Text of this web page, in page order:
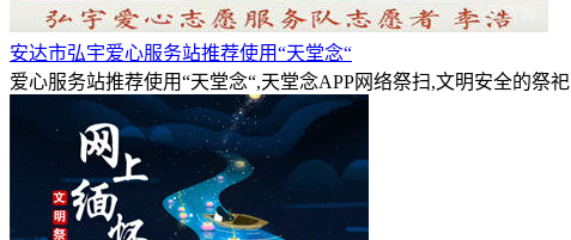
安达市弘宇爱心服务站推荐使用“天堂念“
爱心服务站推荐使用“天堂念“,天堂念APP网络祭扫,文明安全的